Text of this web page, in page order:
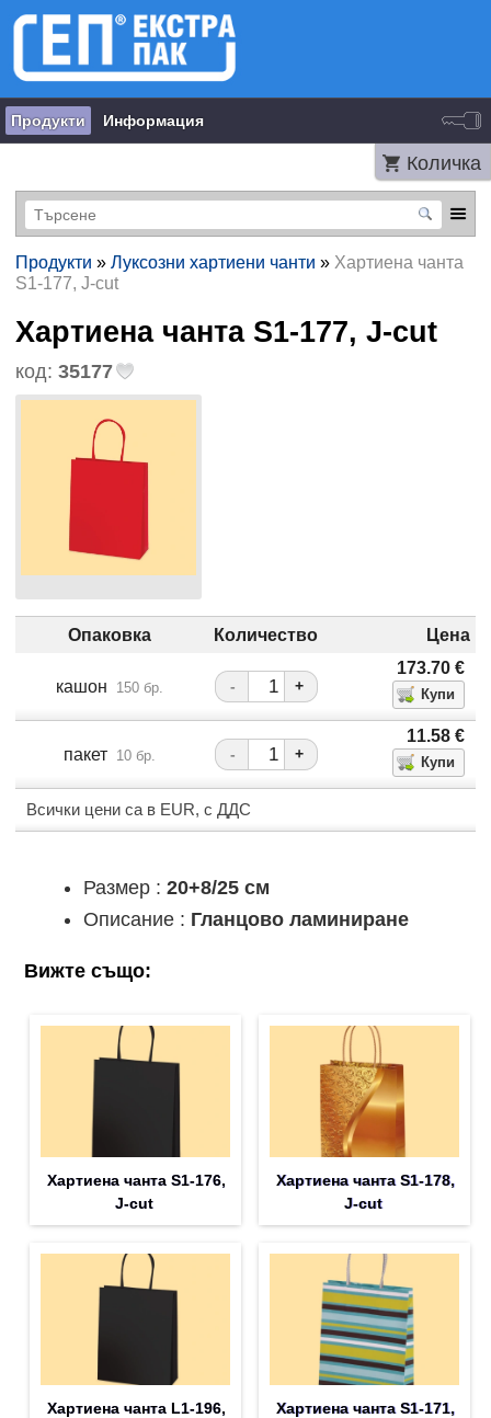
Продукти Информация
Количка
Продукти » Луксозни хартиени чанти » Хартиена чанта
S1-177, J-cut
Хартиена чанта S1-177, J-cut
код: 35177
Опаковка Количество Цена
кашон 150 бр. - +
173.70 €
пакет 10 бр. - +
11.58 €
Всички цени са в EUR, с ДДС
Размер : 20+8/25 см
Описание : Гланцово ламиниране
Вижте също:
Хартиена чанта S1-176,
J-cut
Хартиена чанта S1-178,
J-cut
Хартиена чанта L1-196,
Хартиена чанта S1-171,